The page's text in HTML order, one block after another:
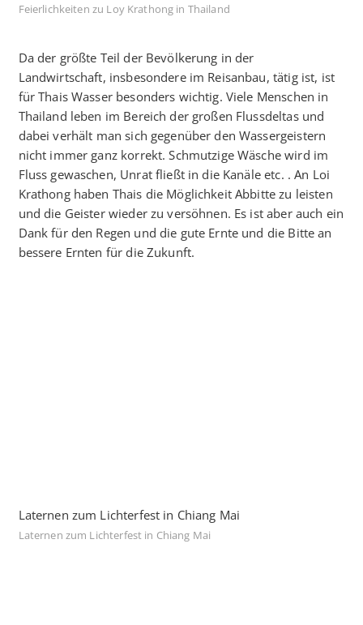
Feierlichkeiten zu Loy Krathong in Thailand
Da der größte Teil der Bevölkerung in der
Landwirtschaft, insbesondere im Reisanbau, tätig ist, ist
für Thais Wasser besonders wichtig. Viele Menschen in
Thailand leben im Bereich der großen Flussdeltas und
dabei verhält man sich gegenüber den Wassergeistern
nicht immer ganz korrekt. Schmutzige Wäsche wird im
Fluss gewaschen, Unrat fließt in die Kanäle etc. . An Loi
Krathong haben Thais die Möglichkeit Abbitte zu leisten
und die Geister wieder zu versöhnen. Es ist aber auch ein
Dank für den Regen und die gute Ernte und die Bitte an
bessere Ernten für die Zukunft.
Laternen zum Lichterfest in Chiang Mai
Laternen zum Lichterfest in Chiang Mai